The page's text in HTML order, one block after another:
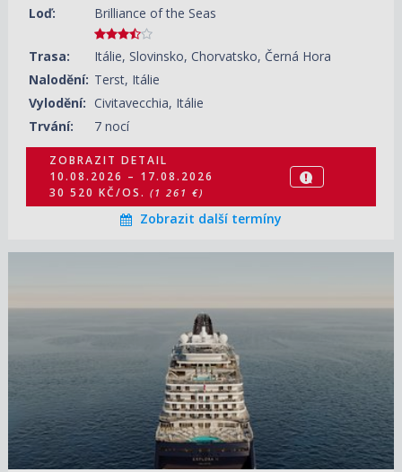
Loď: Brilliance of the Seas
Trasa:
Itálie, Slovinsko, Chorvatsko, Černá Hora
Nalodění: Terst, Itálie
Vylodění: Civitavecchia, Itálie
Trvání:
7 nocí
ZOBRAZIT DETAIL
10.08.2026 – 17.08.2026
30 520 KČ/OS. (1 261 €)
Zobrazit další termíny